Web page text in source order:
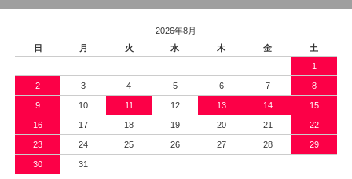
2026年8月
日
月 火 水 木 金
土
1
2 3 4 5 6 7 8
9 10 11 12 13 14 15
16 17 18 19 20 21 22
23 24 25 26 27 28 29
30 31